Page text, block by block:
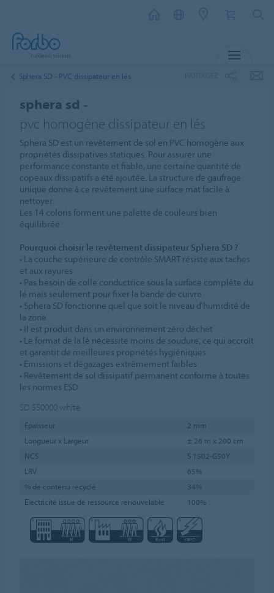
Sphera SD - PVC dissipateur en lés
sphera sd -
pvc homogène dissipateur en lés
Sphera SD est un revêtement de sol en PVC homogène aux
propriétés dissipatives statiques. Pour assurer une
performance constante et fiable, une certaine quantité de
copeaux dissipatifs a été ajoutée. La structure de gaufrage
unique donne à ce revêtement une surface mat facile à
nettoyer.
Les 14 coloris forment une palette de couleurs bien
équilibrée.
Pourquoi choisir le revêtement dissipateur Sphera SD ?
• La couche supérieure de contrôle SMART résiste aux taches
et aux rayures
• Pas besoin de colle conductrice sous la surface complète du
lé mais seulement pour fixer la bande de cuivre
• Sphera SD fonctionne quel que soit le niveau d’humidité de
la zone
• Il est produit dans un environnement zéro déchet
• Le format de la lé nécessite moins de soudure, ce qui accroît
et garantit de meilleures propriétés hygiéniques
• Émissions et dégazages extrêmement faibles
• Revêtement de sol dissipatif permanent conforme à toutes
les normes ESD
SD 550000 white
Épaisseur
2 mm
Longueur x Largeur
± 26 m x 200 cm
NCS
S 1502-G50Y
LRV
65%
% de contenu recyclé
34%
Électricité issue de ressource renouvelable
100%